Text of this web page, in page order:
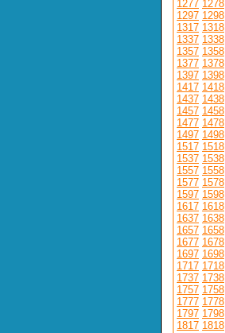
1277 1278
1297 1298
1317 1318
1337 1338
1357 1358
1377 1378
1397 1398
1417 1418
1437 1438
1457 1458
1477 1478
1497 1498
1517 1518
1537 1538
1557 1558
1577 1578
1597 1598
1617 1618
1637 1638
1657 1658
1677 1678
1697 1698
1717 1718
1737 1738
1757 1758
1777 1778
1797 1798
1817 1818